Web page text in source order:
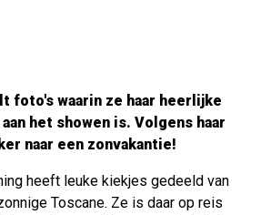
foto's waarin ze haar heerlijke
het showen is. Volgens haar
naar een zonvakantie!
heeft leuke kiekjes gedeeld van
Toscane. Ze is daar op reis